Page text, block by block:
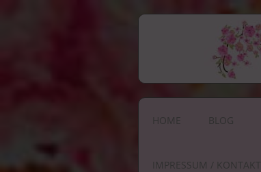
HOME BLOG
IMPRESSUM / KONTAKT